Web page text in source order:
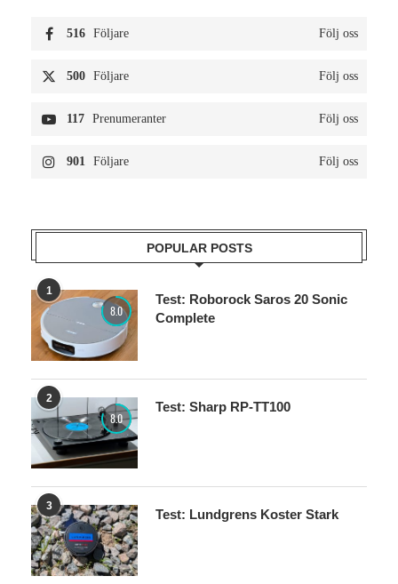
516 Följare Följ oss
500 Följare Följ oss
117 Prenumeranter Följ oss
901 Följare Följ oss
POPULAR POSTS
1
8.0
Test: Roborock Saros 20 Sonic
Complete
2
8.0
Test: Sharp RP-TT100
3
Test: Lundgrens Koster Stark